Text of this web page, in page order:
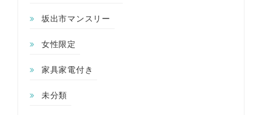
坂出市マンスリー
女性限定
家具家電付き
未分類